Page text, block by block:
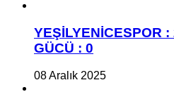
YEŞİLYENİCESPOR
GÜCÜ : 0
08 Aralık 2025